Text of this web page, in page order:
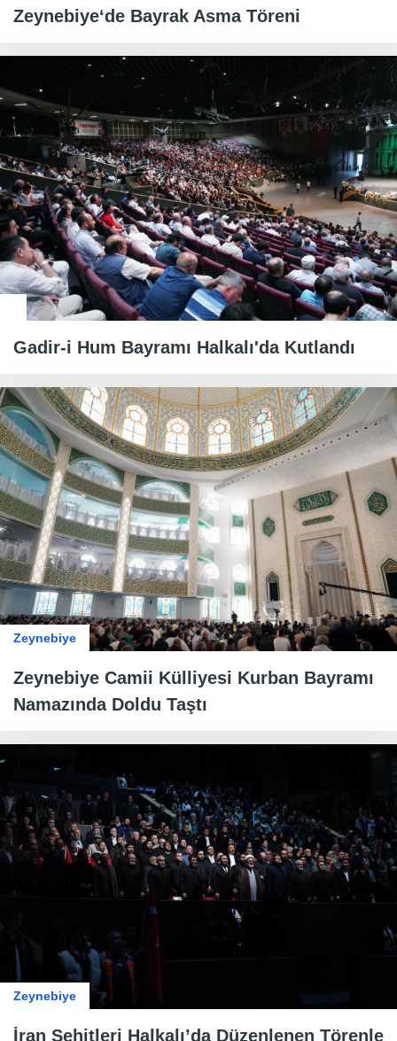
Zeynebiye‘de Bayrak Asma Töreni
Gadir-i Hum Bayramı Halkalı'da Kutlandı
Zeynebiye
Zeynebiye Camii Külliyesi Kurban Bayramı
Namazında Doldu Taştı
Zeynebiye
İran Şehitleri Halkalı’da Düzenlenen Törenle